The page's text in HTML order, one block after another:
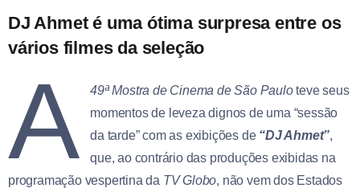
DJ Ahmet é uma ótima surpresa entre os
vários filmes da seleção
A 49ª Mostra de Cinema de São Pauloteve seus
momentos de leveza dignos de uma “sessão
da tarde” com as exibições de “DJ Ahmet”,
que, ao contrário das produções exibidas na
programação vespertina da TV Globo, não vem dos Estados